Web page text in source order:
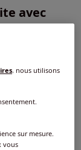
avec
, nous utilisons
sur mesure.
vous